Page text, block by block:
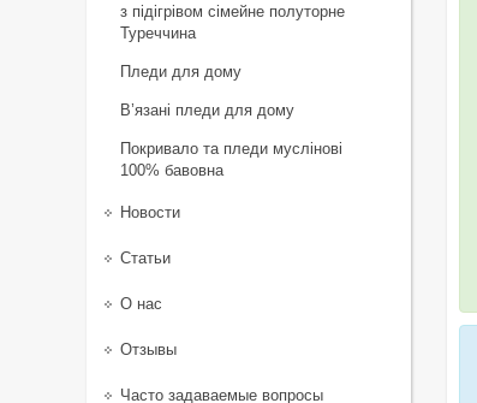
з підігрівом сімейне полуторне
Туреччина
Пледи для дому
В’язані пледи для дому
Покривало та пледи муслінові
100% бавовна
Новости
Статьи
О нас
Отзывы
Часто задаваемые вопросы